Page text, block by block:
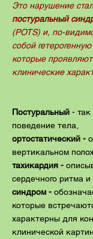
Это нарушение
постуральный
(POTS) и, по-
собой
которые
клинические
Постуральный - так
поведение тела,
ортостатический -
вертикальном
тахикардия -
сердечного ритма и
синдром -
которые
характерны для
клинической